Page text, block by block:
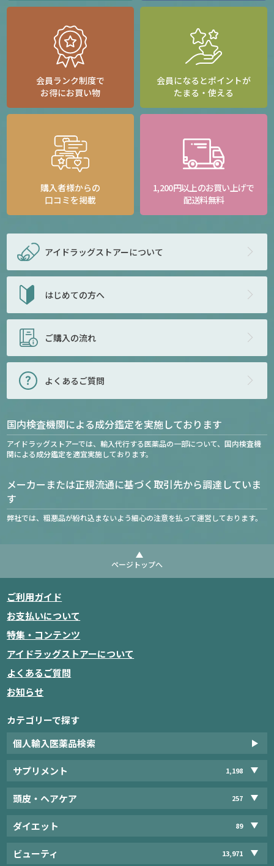
会員ランク制度で
お得にお買い物
会員になるとポイントが
たまる・使える
購入者様からの
口コミを掲載
1,200円以上のお買い上げで
配送料無料
アイドラッグストアーについて
はじめての方へ
ご購入の流れ
よくあるご質問
国内検査機関による成分鑑定を実施しております
アイドラッグストアーでは、輸入代行する医薬品の一部について、国内検査機
関による成分鑑定を適宜実施しております。
メーカーまたは正規流通に基づく取引先から調達していま
す
弊社では、粗悪品が紛れ込まないよう細心の注意を払って運営しております。
ページトップへ
ご利用ガイド
お支払いについて
特集・コンテンツ
アイドラッグストアーについて
よくあるご質問
お知らせ
カテゴリーで探す
個人輸入医薬品検索
サプリメント 1,198
頭皮・ヘアケア 257
ダイエット 89
ビューティ 13,971